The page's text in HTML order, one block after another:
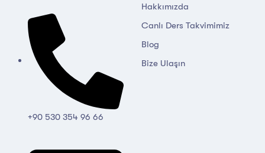
+90 530 354 96 66
Hakkımızda
Canlı Ders Takvimimiz
Blog
Bize Ulaşın